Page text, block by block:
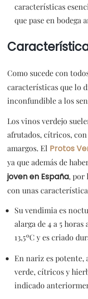
características
que pase en bodega
Como sucede con
características que lo
inconfundible a los
Los vinos verdejo
afrutados, cítricos,
amargos. El Protos
ya que además de
joven en España, por
con unas
Su vendimia es
alarga de 4 a 5
13,5ºC y es criado
En nariz es potente,
verde, cítricos y
indicado